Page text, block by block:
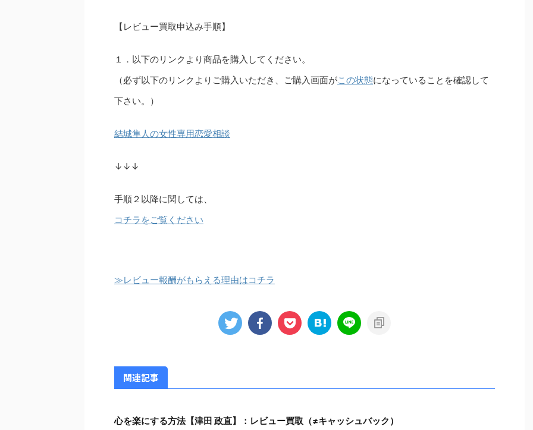
【レビュー買取申込み手順】
１．以下のリンクより商品を購入してください。
（必ず以下のリンクよりご購入いただき、ご購入画面がこの状態になっていることを確認して
下さい。）
結城隼人の女性専用恋愛相談
↓↓↓
手順２以降に関しては、
コチラをご覧ください
≫レビュー報酬がもらえる理由はコチラ
関連記事
心を楽にする方法【津田 政直】：レビュー買取（≠キャッシュバック）